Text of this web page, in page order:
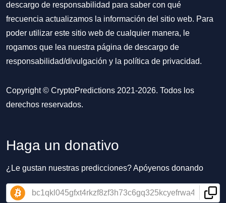
descargo de responsabilidad para saber con qué
frecuencia actualizamos la información del sitio web. Para
poder utilizar este sitio web de cualquier manera, le
rogamos que lea nuestra página de descargo de
responsabilidad/divulgación y la política de privacidad.
Copyright © CryptoPredictions 2021-2026. Todos los
derechos reservados.
Haga un donativo
¿Le gustan nuestras predicciones? Apóyenos donando